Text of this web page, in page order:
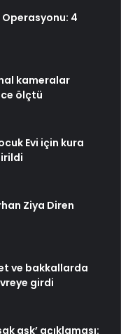
Operasyonu: 4
kameralar
ölçtü
Evi için kura
Ziya Diren
ve bakkallarda
girdi
aşk’ açıklaması: